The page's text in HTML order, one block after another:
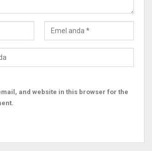
and website in this browser for the